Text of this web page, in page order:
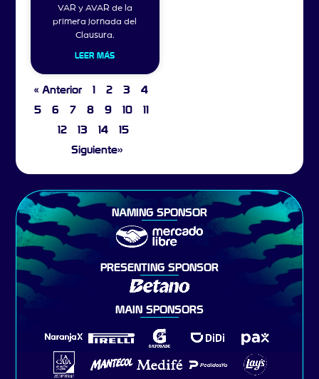
VAR y AVAR de la
primera jornada del
Clausura.
LEER MÁS
« Anterior 1 2 3
4
5
6 7 8 9 10
11
12
13 14
15
Siguiente»
NAMING SPONSOR
PRESENTING SPONSOR
MAIN SPONSORS